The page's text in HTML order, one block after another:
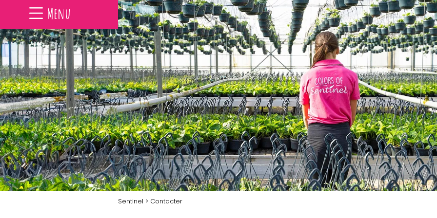
Menu
Sentinel > Contacter